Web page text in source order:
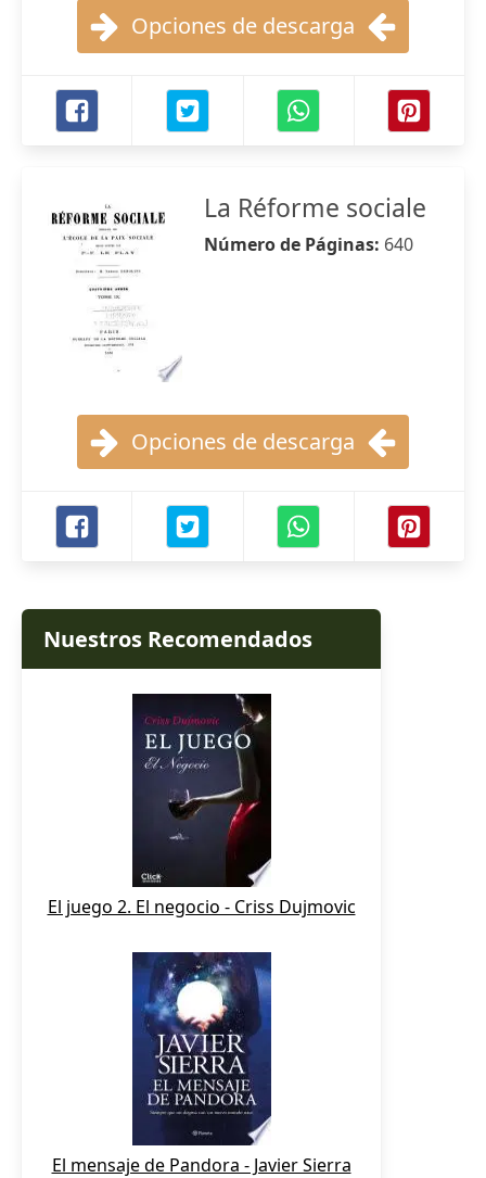
Opciones de descarga
La Réforme sociale
Número de Páginas: 640
Opciones de descarga
Nuestros Recomendados
El juego 2. El negocio - Criss Dujmovic
El mensaje de Pandora - Javier Sierra